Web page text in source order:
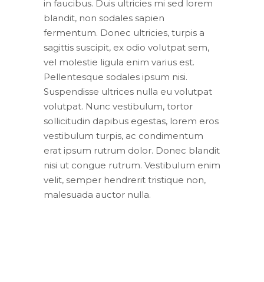
in faucibus. Duis ultricies mi sed lorem
blandit, non sodales sapien
fermentum. Donec ultricies, turpis a
sagittis suscipit, ex odio volutpat sem,
vel molestie ligula enim varius est.
Pellentesque sodales ipsum nisi.
Suspendisse ultrices nulla eu volutpat
volutpat. Nunc vestibulum, tortor
sollicitudin dapibus egestas, lorem eros
vestibulum turpis, ac condimentum
erat ipsum rutrum dolor. Donec blandit
nisi ut congue rutrum. Vestibulum enim
velit, semper hendrerit tristique non,
malesuada auctor nulla.